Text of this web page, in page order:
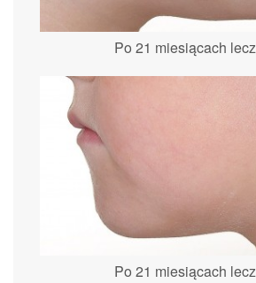
Po 21 miesiącach
Po 21 miesiącach